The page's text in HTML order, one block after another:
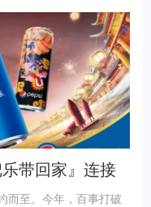
住这次机会,将为全年的
意增长的关键杠杆作用,
供好货、好价、好服
带回家』连接
而至。今年，百事打破